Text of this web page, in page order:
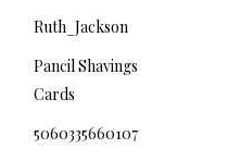
Ruth_Jackson
Pancil Shavings
Cards
5060335660107